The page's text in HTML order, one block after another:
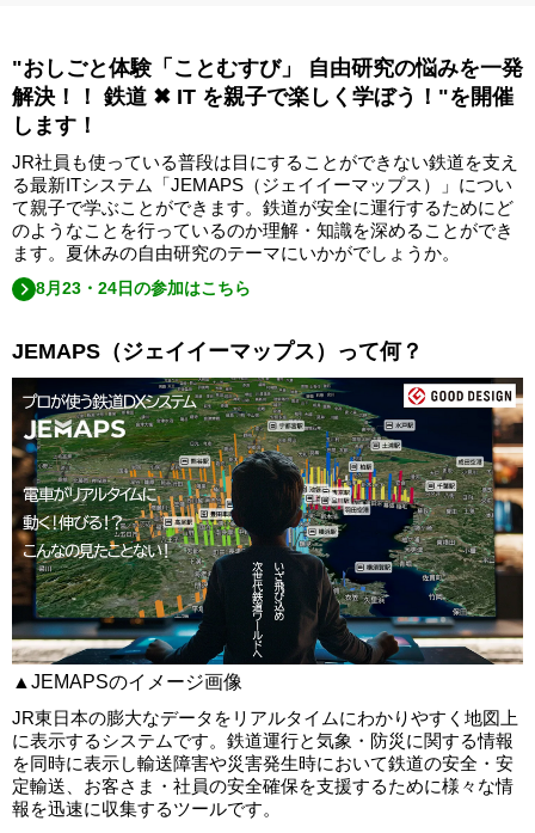
"おしごと体験「ことむすび」 自由研究の悩みを一発
解決！！ 鉄道 ✖ IT を親子で楽しく学ぼう！"を開催
します！
JR社員も使っている普段は目にすることができない鉄道を支え
る最新ITシステム「JEMAPS（ジェイイーマップス）」につい
て親子で学ぶことができます。鉄道が安全に運行するためにど
のようなことを行っているのか理解・知識を深めることができ
ます。夏休みの自由研究のテーマにいかがでしょうか。
8月23・24日の参加はこちら
JEMAPS（ジェイイーマップス）って何？
▲JEMAPSのイメージ画像
JR東日本の膨大なデータをリアルタイムにわかりやすく地図上
に表示するシステムです。鉄道運行と気象・防災に関する情報
を同時に表示し輸送障害や災害発生時において鉄道の安全・安
定輸送、お客さま・社員の安全確保を支援するために様々な情
報を迅速に収集するツールです。